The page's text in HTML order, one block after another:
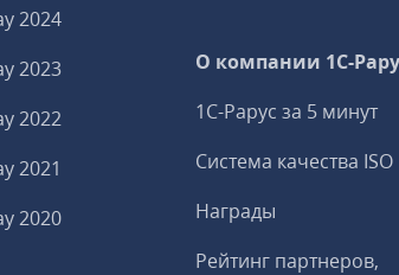
2024
2023
2022
2021
2020
О компании 1C-
1С-Рарус за 5 минут
Система качества ISO
Награды
Рейтинг партнеров,